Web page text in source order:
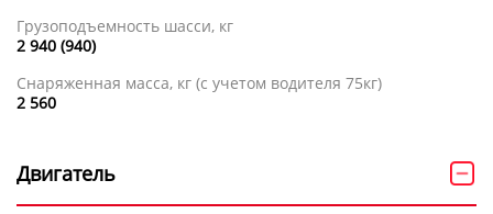
Грузоподъемность шасси, кг
2 940 (940)
Снаряженная масса, кг (с учетом водителя 75кг)
2 560
Двигатель